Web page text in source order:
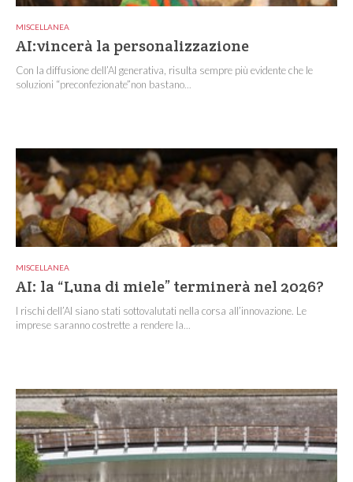
MISCELLANEA
AI:vincerà la personalizzazione
Con la diffusione dell’AI generativa, risulta sempre più evidente che le
soluzioni “preconfezionate”non bastano...
MISCELLANEA
AI: la “Luna di miele” terminerà nel 2026?
I rischi dell’AI siano stati sottovalutati nella corsa all’innovazione. Le
imprese saranno costrette a rendere la...